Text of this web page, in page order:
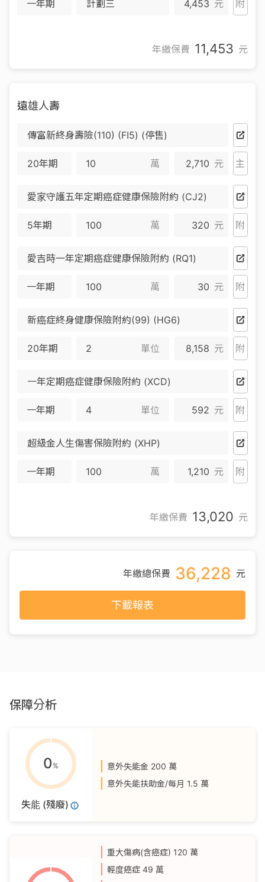
一年期 計劃三 4,453 元 附
年繳保費 11,453 元
遠雄人壽
傳富新終身壽險(110) (FI5) (停售)
20年期 萬 2,710 元 主
愛家守護五年定期癌症健康保險附約 (CJ2)
5年期 萬 320 元 附
愛吉時一年定期癌症健康保險附約 (RQ1)
一年期 萬 30 元 附
新癌症終身健康保險附約(99) (HG6)
20年期 單位 8,158 元 附
一年定期癌症健康保險附約 (XCD)
一年期 單位 592 元 附
超級金人生傷害保險附約 (XHP)
一年期 萬 1,210 元 附
年繳保費 13,020 元
年繳總保費 36,228 元
下載報表
保障分析
0 %
失能 (殘廢)
意外失能金 200 萬
意外失能扶助金/每月 1.5 萬
重大傷病(含癌症) 120 萬
輕度癌症 49 萬